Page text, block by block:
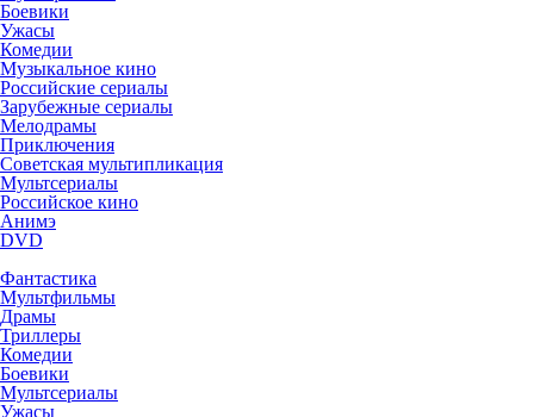
Боевики
Ужасы
Комедии
Музыкальное кино
Российские сериалы
Зарубежные сериалы
Мелодрамы
Приключения
Советская мультипликация
Мультсериалы
Российское кино
Анимэ
DVD
Фантастика
Мультфильмы
Драмы
Триллеры
Комедии
Боевики
Мультсериалы
Ужасы